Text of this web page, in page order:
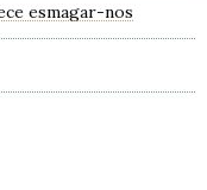
esmagar-nos